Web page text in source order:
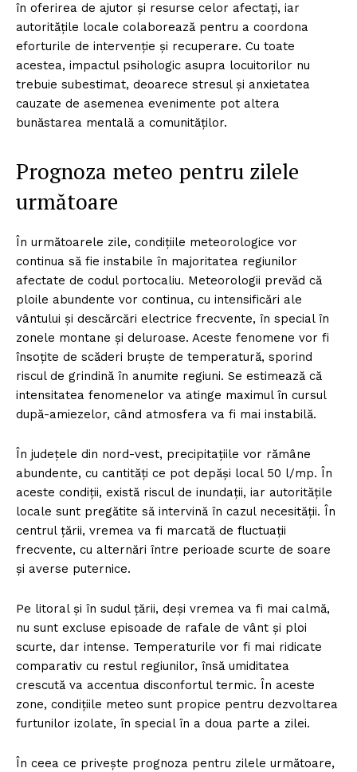
în oferirea de ajutor și resurse celor afectați, iar
autoritățile locale colaborează pentru a coordona
eforturile de intervenție și recuperare. Cu toate
acestea, impactul psihologic asupra locuitorilor nu
trebuie subestimat, deoarece stresul și anxietatea
cauzate de asemenea evenimente pot altera
bunăstarea mentală a comunităților.
Prognoza meteo pentru zilele
următoare
În următoarele zile, condițiile meteorologice vor
continua să fie instabile în majoritatea regiunilor
afectate de codul portocaliu. Meteorologii prevăd că
ploile abundente vor continua, cu intensificări ale
vântului și descărcări electrice frecvente, în special în
zonele montane și deluroase. Aceste fenomene vor fi
însoțite de scăderi bruște de temperatură, sporind
riscul de grindină în anumite regiuni. Se estimează că
intensitatea fenomenelor va atinge maximul în cursul
după-amiezelor, când atmosfera va fi mai instabilă.
În județele din nord-vest, precipitațiile vor rămâne
abundente, cu cantități ce pot depăși local 50 l/mp. În
aceste condiții, există riscul de inundații, iar autoritățile
locale sunt pregătite să intervină în cazul necesității. În
centrul țării, vremea va fi marcată de fluctuații
frecvente, cu alternări între perioade scurte de soare
și averse puternice.
Pe litoral și în sudul țării, deși vremea va fi mai calmă,
nu sunt excluse episoade de rafale de vânt și ploi
scurte, dar intense. Temperaturile vor fi mai ridicate
comparativ cu restul regiunilor, însă umiditatea
crescută va accentua disconfortul termic. În aceste
zone, condițiile meteo sunt propice pentru dezvoltarea
furtunilor izolate, în special în a doua parte a zilei.
În ceea ce privește prognoza pentru zilele următoare,